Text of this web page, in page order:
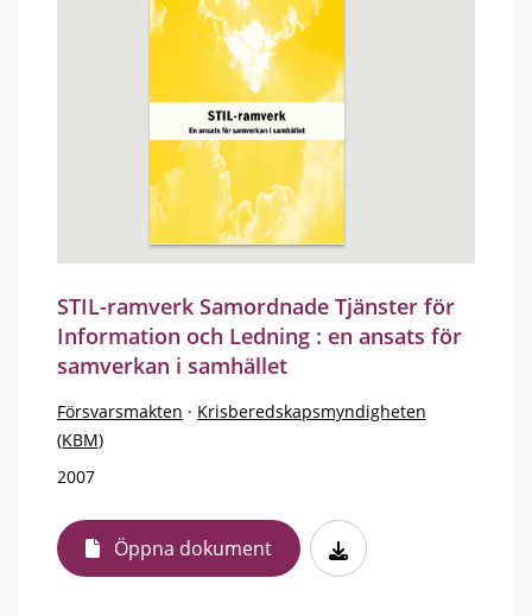
STIL-ramverk Samordnade Tjänster för
Information och Ledning : en ansats för
samverkan i samhället
Försvarsmakten · Krisberedskapsmyndigheten
(KBM)
2007
Öppna dokument